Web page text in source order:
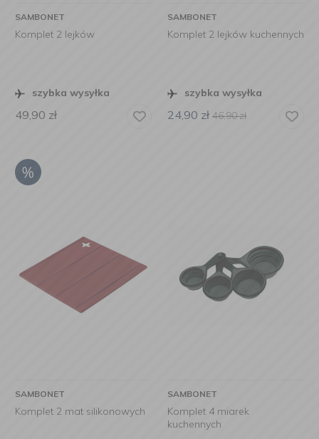
SAMBONET
Komplet 2 lejków
szybka wysyłka
49,90 zł
SAMBONET
Komplet 2 lejków kuchennych
szybka wysyłka
24,90 zł 46,90zł
SAMBONET
Komplet 2 mat silikonowych
SAMBONET
Komplet 4 miarek
kuchennych